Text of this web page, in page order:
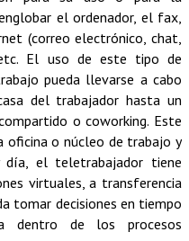
el ordenador, el fax,
(correo electrónico, chat,
El uso de este tipo de
pueda llevarse a cabo
del trabajador hasta un
o coworking. Este
oficina o núcleo de trabajo y
día, el teletrabajador tiene
virtuales, a transferencia
tomar decisiones en tiempo
dentro de los procesos